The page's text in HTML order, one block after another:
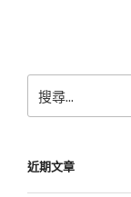
尋
字:
近期文章